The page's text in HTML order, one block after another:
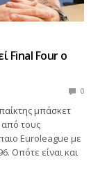
Final Four ο
0
μπάσκετ
από τους
Euroleague με
Οπότε είναι και